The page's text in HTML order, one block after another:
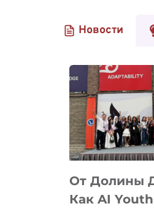
Новости
От Долины
Как AI